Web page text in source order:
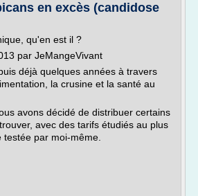
en excès (candidose
qu'en est il ?
par JeMangeVivant
déjà quelques années à travers
la crusine et la santé au
avons décidé de distribuer certains
avec des tarifs étudiés au plus
par moi-même.